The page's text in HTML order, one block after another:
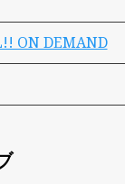
ON DEMAND